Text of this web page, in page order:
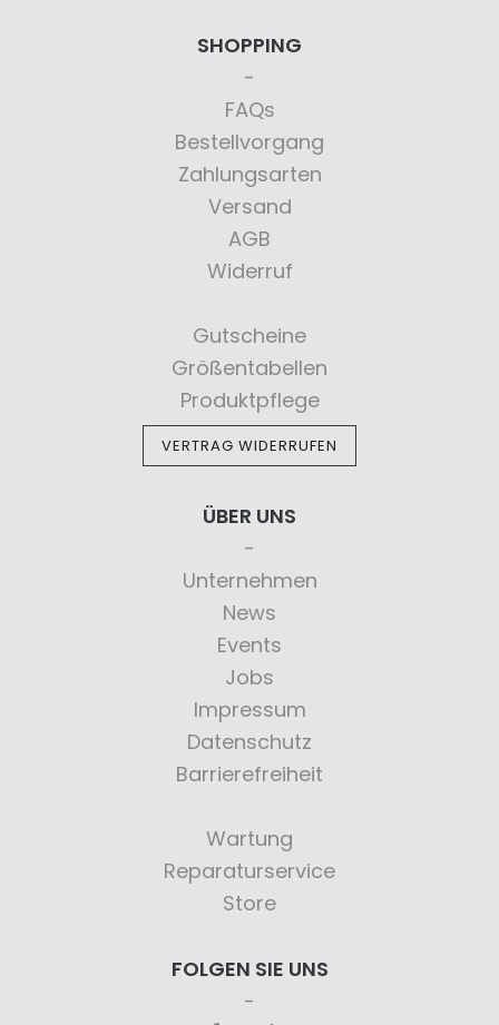
SHOPPING
FAQs
Bestellvorgang
Zahlungsarten
Versand
AGB
Widerruf
Gutscheine
Größentabellen
Produktpflege
VERTRAG WIDERRUFEN
ÜBER UNS
Unternehmen
News
Events
Jobs
Impressum
Datenschutz
Barrierefreiheit
Wartung
Reparaturservice
Store
FOLGEN SIE UNS